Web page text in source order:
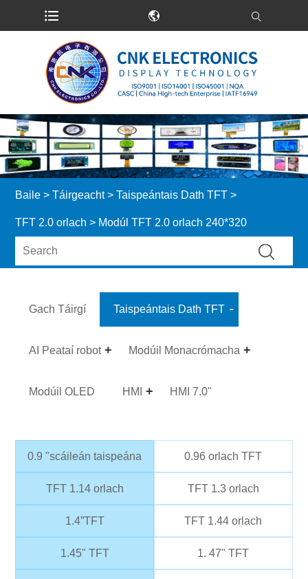
Baile > Táirgeacht>Taispeántais Dath TFT >
TFT 2.0 orlach > Modúl TFT 2.0 orlach 240*320
Gach Táirgí Taispeántais Dath TFT
AI Peataí robot Modúil Monacrómacha
Modúil OLED HMI HMI 7.0"
0.9 "scáileán taispeána 0.96 orlach TFT
TFT 1.14 orlach TFT 1.3 orlach
1.4”TFT TFT 1.44 orlach
1.45" TFT 1. 47" TFT